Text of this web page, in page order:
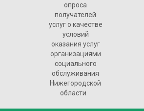
опроса
получателей
услуг о качестве
условий
оказания услуг
организациями
социального
обслуживания
Нижегородской
области